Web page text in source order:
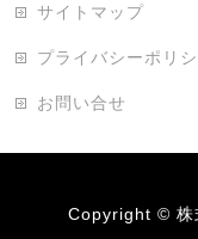
サイトマップ
プライバシーポリ
お問い合せ
Copyright © 株